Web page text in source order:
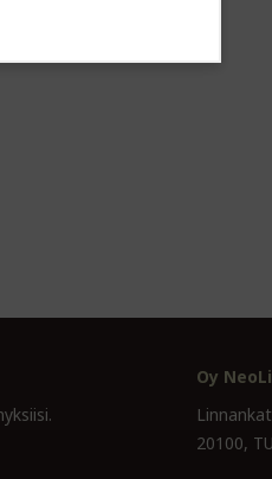
Oy
20100,